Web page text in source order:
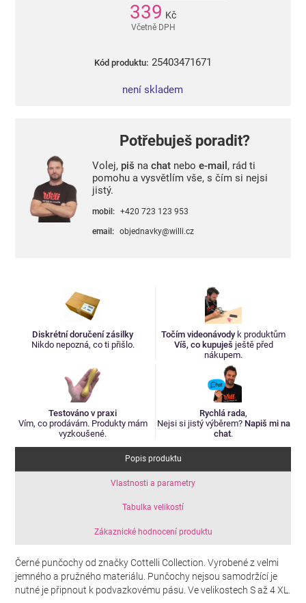
339 Kč
Včetně DPH
Kód produktu: 25403471671
není skladem
Potřebuješ poradit?
Volej, piš na chatnebo e-mail , rád ti
pomohu a vysvětlím vše, s čím si nejsi
jistý.
mobil: +420 723 123 953
email: objednavky@willi.cz
Diskrétní doručení zásilky
Nikdo nepozná, co ti přišlo.
Točím videonávody k produktům
Víš, co kupuješ ještě před
nákupem.
Testováno v praxi
Vím, co prodávám. Produkty mám
vyzkoušené.
Rychlá rada,
Nejsi si jistý výběrem? Napiš mi na
chat.
Popis produktu
Vlastnosti a parametry
Tabulka velikostí
Zákaznické hodnocení produktu
Černé punčochy od značky Cottelli Collection. Vyrobené z velmi
jemného a pružného materiálu. Punčochy nejsou samodržící je
nutné je připnout k podvazkovému pásu. Ve velikostech S až 4 XL.